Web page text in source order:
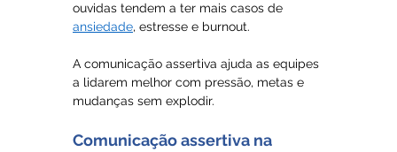
ouvidas tendem a ter mais casos de
ansiedade, estresse e burnout.
A comunicação assertiva ajuda as equipes
a lidarem melhor com pressão, metas e
mudanças sem explodir.
Comunicação assertiva na